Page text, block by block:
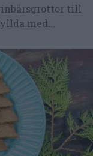
till
med...